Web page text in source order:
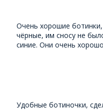
Очень хорошие ботинки,
чёрные, им сносу не
синие. Они очень
Удобные ботиночки,